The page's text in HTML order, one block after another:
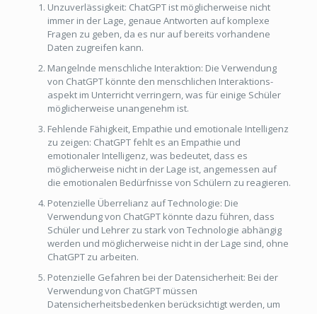
Unzuverlässigkeit: ChatGPT ist möglicherweise nicht
immer in der Lage, genaue Antworten auf komplexe
Fragen zu geben, da es nur auf bereits vorhandene
Daten zugreifen kann.
Mangelnde menschliche Interaktion: Die Verwendung
von ChatGPT könnte den menschlichen Interaktions­
aspekt im Unterricht verringern, was für einige Schüler
möglicherweise unangenehm ist.
Fehlende Fähigkeit, Empathie und emotionale Intelligenz
zu zeigen: ChatGPT fehlt es an Empathie und
emotionaler Intelligenz, was bedeutet, dass es
möglicherweise nicht in der Lage ist, angemessen auf
die emotionalen Bedürfnisse von Schülern zu reagieren.
Potenzielle Überrelianz auf Technologie: Die
Verwendung von ChatGPT könnte dazu führen, dass
Schüler und Lehrer zu stark von Technologie abhängig
werden und möglicherweise nicht in der Lage sind, ohne
ChatGPT zu arbeiten.
Potenzielle Gefahren bei der Datensicherheit: Bei der
Verwendung von ChatGPT müssen
Datensicherheitsbedenken berücksichtigt werden, um